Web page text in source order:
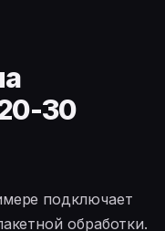
30
подключает
обработки.